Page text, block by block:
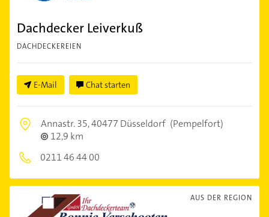
Dachdecker Leiverkuß
DACHDECKEREIEN
E-Mail Chat starten
Annastr. 35,40477 Düsseldorf (Pempelfort)
12,9 km
0211 46 44 00
AUS DER REGION